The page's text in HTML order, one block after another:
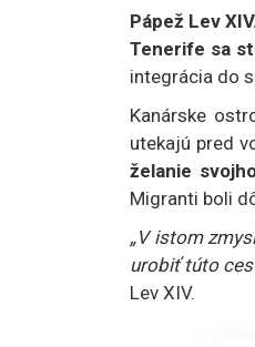
Pápež Lev
Tenerife sa
integrácia do
Kanárske
utekajú pred
želanie
Migranti boli
„V istom
urobiť túto
Lev XIV.